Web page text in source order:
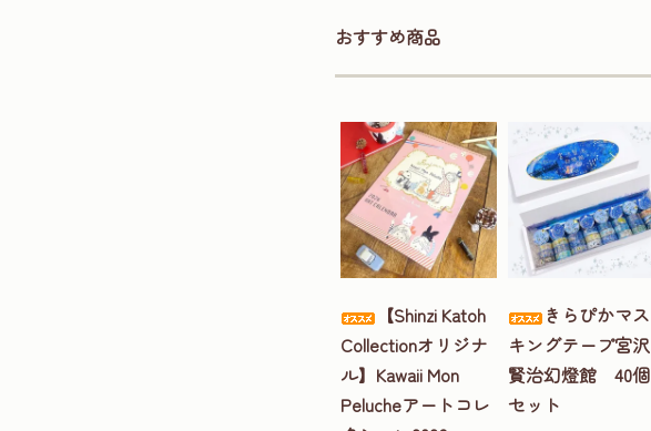
おすすめ商品
【Shinzi Katoh
Collectionオリジナ
ル】Kawaii Mon
Pelucheアートコレ
きらぴかマス
キングテープ宮沢
賢治幻燈館 40個
セット